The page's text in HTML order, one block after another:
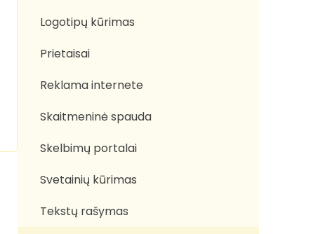
Logotipų kūrimas
Prietaisai
Reklama internete
Skaitmeninė spauda
Skelbimų portalai
Svetainių kūrimas
Tekstų rašymas